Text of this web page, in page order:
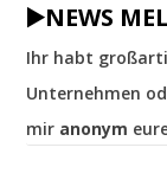
▶️NEWS
Ihr habt
Unternehmen
mir anonym